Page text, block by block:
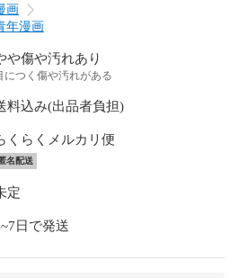
画
年漫画
や傷や汚れあり
につく傷や汚れがある
料込み(出品者負担)
くらくメルカリ便
名配送
定
日で発送